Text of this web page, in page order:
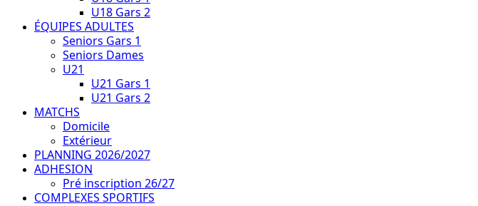
U18 Gars 2
ÉQUIPES ADULTES
Seniors Gars 1
Seniors Dames
U21
U21 Gars 1
U21 Gars 2
MATCHS
Domicile
Extérieur
PLANNING 2026/2027
ADHESION
Pré inscription 26/27
COMPLEXES SPORTIFS